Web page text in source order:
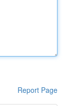
Report Page